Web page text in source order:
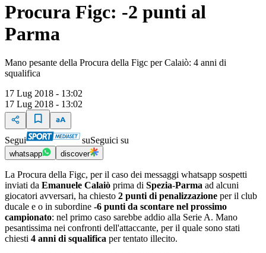
Procura Figc: -2 punti al
Parma
Mano pesante della Procura della Figc per Calaiò: 4 anni di
squalifica
17 Lug 2018 - 13:02
17 Lug 2018 - 13:02
Segui suSeguici su
whatsapp discover
La Procura della Figc, per il caso dei messaggi whatsapp sospetti
inviati da Emanuele Calaiò prima di Spezia-Parma ad alcuni
giocatori avversari, ha chiesto 2 punti di penalizzazione per il club
ducale e o in subordine -6 punti da scontare nel prossimo
campionato: nel primo caso sarebbe addio alla Serie A. Mano
pesantissima nei confronti dell'attaccante, per il quale sono stati
chiesti 4 anni di squalifica per tentato illecito.